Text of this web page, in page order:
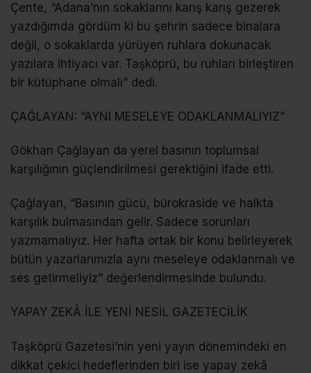
Çente, “Adana’nın sokaklarını karış karış gezerek
yazdığımda gördüm ki bu şehrin sadece binalara
değil, o sokaklarda yürüyen ruhlara dokunacak
yazılara ihtiyacı var. Taşköprü, bu ruhları birleştiren
bir kütüphane olmalı” dedi.
ÇAĞLAYAN: “AYNI MESELEYE ODAKLANMALIYIZ”
Gökhan Çağlayan da yerel basının toplumsal
karşılığının güçlendirilmesi gerektiğini ifade etti.
Çağlayan, “Basının gücü, bürokraside ve halkta
karşılık bulmasından gelir. Sadece sorunları
yazmamalıyız. Her hafta ortak bir konu belirleyerek
bütün yazarlarımızla aynı meseleye odaklanmalı ve
ses getirmeliyiz” değerlendirmesinde bulundu.
YAPAY ZEKÂ İLE YENİ NESİL GAZETECİLİK
Taşköprü Gazetesi’nin yeni yayın dönemindeki en
dikkat çekici hedeflerinden biri ise yapay zekâ